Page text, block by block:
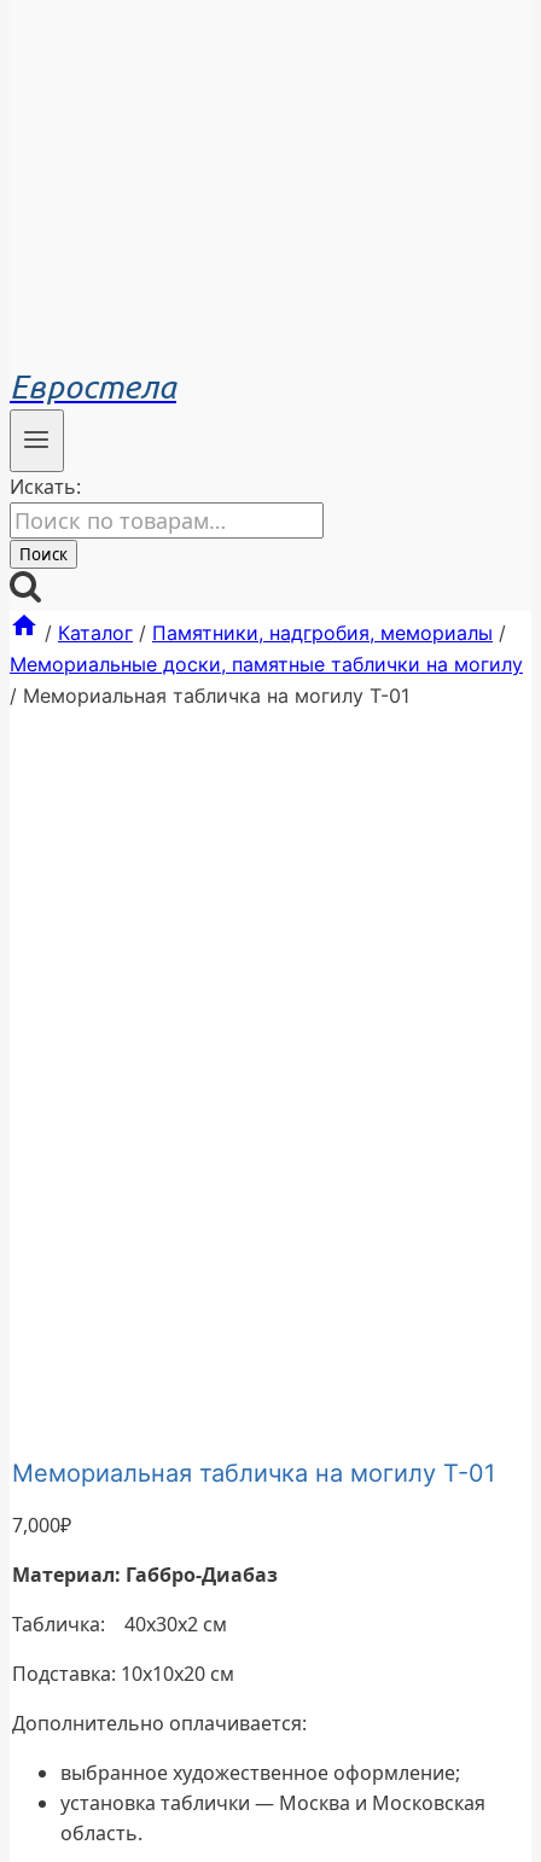
Евростела
Искать:
Поиск
/ Каталог / Памятники, надгробия, мемориалы /
Мемориальные доски, памятные таблички на могилу
/ Мемориальная табличка на могилу Т-01
Мемориальная табличка на могилу Т-01
7,000₽
Материал: Габбро-Диабаз
Табличка: 40х30х2 см
Подставка: 10х10х20 см
Дополнительно оплачивается:
выбранное художественное оформление;
установка таблички — Москва и Московская
область.